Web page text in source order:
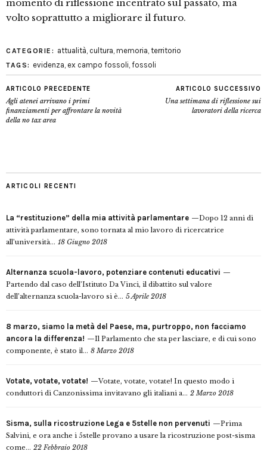
momento di riflessione incentrato sul passato, ma
volto soprattutto a migliorare il futuro.
CATEGORIE: attualità, cultura, memoria, territorio
TAGS: evidenza, ex campo fossoli, fossoli
ARTICOLO PRECEDENTE
Agli atenei arrivano i primi
finanziamenti per affrontare la novità
della no tax area
ARTICOLO SUCCESSIVO
Una settimana di riflessione sui
lavoratori della ricerca
ARTICOLI RECENTI
La “restituzione” della mia attività parlamentare
Dopo 12 anni di
attività parlamentare, sono tornata al mio lavoro di ricercatrice
all’università... 18 Giugno 2018
Alternanza scuola-lavoro, potenziare contenuti educativi
Partendo dal caso dell’Istituto Da Vinci, il dibattito sul valore
dell’alternanza scuola-lavoro si è... 5 Aprile 2018
8 marzo, siamo la metà del Paese, ma, purtroppo, non facciamo
ancora la differenza!
Il Parlamento che sta per lasciare, e di cui sono
componente, è stato il... 8 Marzo 2018
Votate, votate, votate!
Votate, votate, votate! In questo modo i
conduttori di Canzonissima invitavano gli italiani a... 2 Marzo 2018
Sisma, sulla ricostruzione Lega e 5stelle non pervenuti
Prima
Salvini, e ora anche i 5stelle provano a usare la ricostruzione post-sisma
come... 22 Febbraio 2018